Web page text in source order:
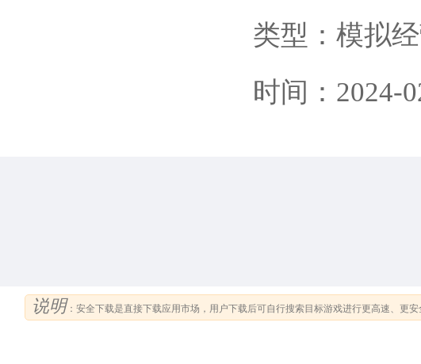
类型：模拟
时间：2024-
说明：安全下载是直接下载应用市场，用户下载后可自行搜索目标游戏进行更高速、更安